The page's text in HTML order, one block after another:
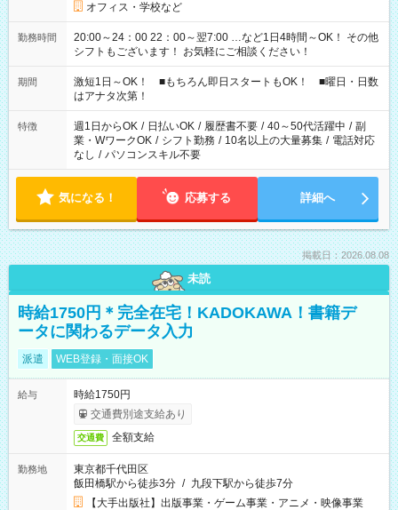
オフィス・学校など
勤務時間
20:00～24：00 22：00～翌7:00 …など1日4時間～OK！ その他
シフトもございます！ お気軽にご相談ください！
期間
激短1日～OK！ ■もちろん即日スタートもOK！ ■曜日・日数
はアナタ次第！
特徴 週1日からOK / 日払いOK / 履歴書不要 / 40～50代活躍中 / 副
業・WワークOK / シフト勤務 / 10名以上の大量募集 / 電話対応
なし / パソコンスキル不要
気になる！ 応募する 詳細へ
掲載日：2026.08.08
未読
時給1750円＊完全在宅！KADOKAWA！書籍デ
ータに関わるデータ入力
派遣 WEB登録・面接OK
給与
時給1750円
交通費別途支給あり
交通費 全額支給
勤務地
東京都千代田区
飯田橋駅から徒歩3分 / 九段下駅から徒歩7分
【大手出版社】出版事業・ゲーム事業・アニメ・映像事業